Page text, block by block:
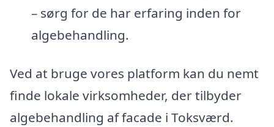
– sørg for de har erfaring inden for
algebehandling.
Ved at bruge vores platform kan du nemt
finde lokale virksomheder, der tilbyder
algebehandling af facade i Toksværd.